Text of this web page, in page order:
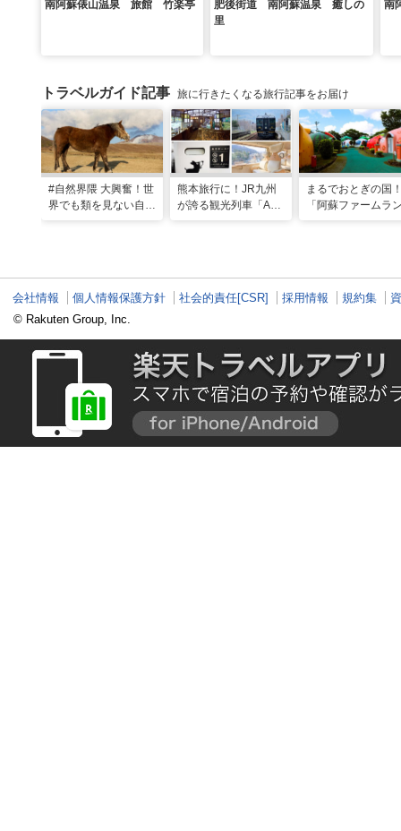
南阿蘇俵山温泉 旅館 竹楽亭
肥後街道 南阿蘇温泉 癒しの
里
南
トラベルガイド記事 旅に行きたくなる旅行記事をお届け
#自然界隈 大興奮！世
界でも類を見ない自然
熊本旅行に！JR九州
が誇る観光列車「A列
まるでおとぎの国
「阿蘇ファームラ
会社情報 個人情報保護方針 社会的責任[CSR] 採用情報 規約集
© Rakuten Group, Inc.